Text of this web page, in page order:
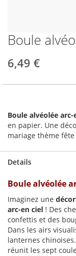
Skip
to
the
beginning
Boule
6,49 €
Boule alvéolée arc-
en papier. Une
mariage thème
Details
Boule alvéolée
Imaginez une
arc-en ciel ! Des
confettis et des
Dans les airs
lanternes
réunit les sept